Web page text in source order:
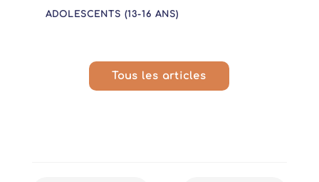
ADOLESCENTS (13-16 ANS)
Tous les articles